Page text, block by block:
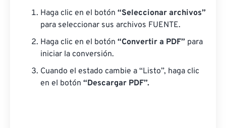
Haga clic en el botón “Seleccionar archivos”
para seleccionar sus archivos FUENTE.
Haga clic en el botón “Convertir a PDF” para
iniciar la conversión.
Cuando el estado cambie a “Listo”, haga clic
en el botón “Descargar PDF”.